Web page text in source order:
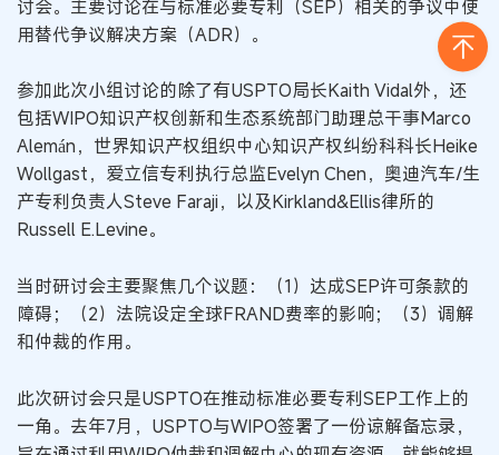
讨会。主要讨论在与标准必要专利（SEP）相关的争议中使
用替代争议解决方案（ADR）。
参加此次小组讨论的除了有USPTO局长Kaith Vidal外，还
包括WIPO知识产权创新和生态系统部门助理总干事Marco
Alemán，世界知识产权组织中心知识产权纠纷科科长Heike
Wollgast，爱立信专利执行总监Evelyn Chen，奥迪汽车/生
产专利负责人Steve Faraji，以及Kirkland&Ellis律所的
Russell E.Levine。
当时研讨会主要聚焦几个议题：（1）达成SEP许可条款的
障碍；（2）法院设定全球FRAND费率的影响；（3）调解
和仲裁的作用。
此次研讨会只是USPTO在推动标准必要专利SEP工作上的
一角。去年7月，USPTO与WIPO签署了一份谅解备忘录，